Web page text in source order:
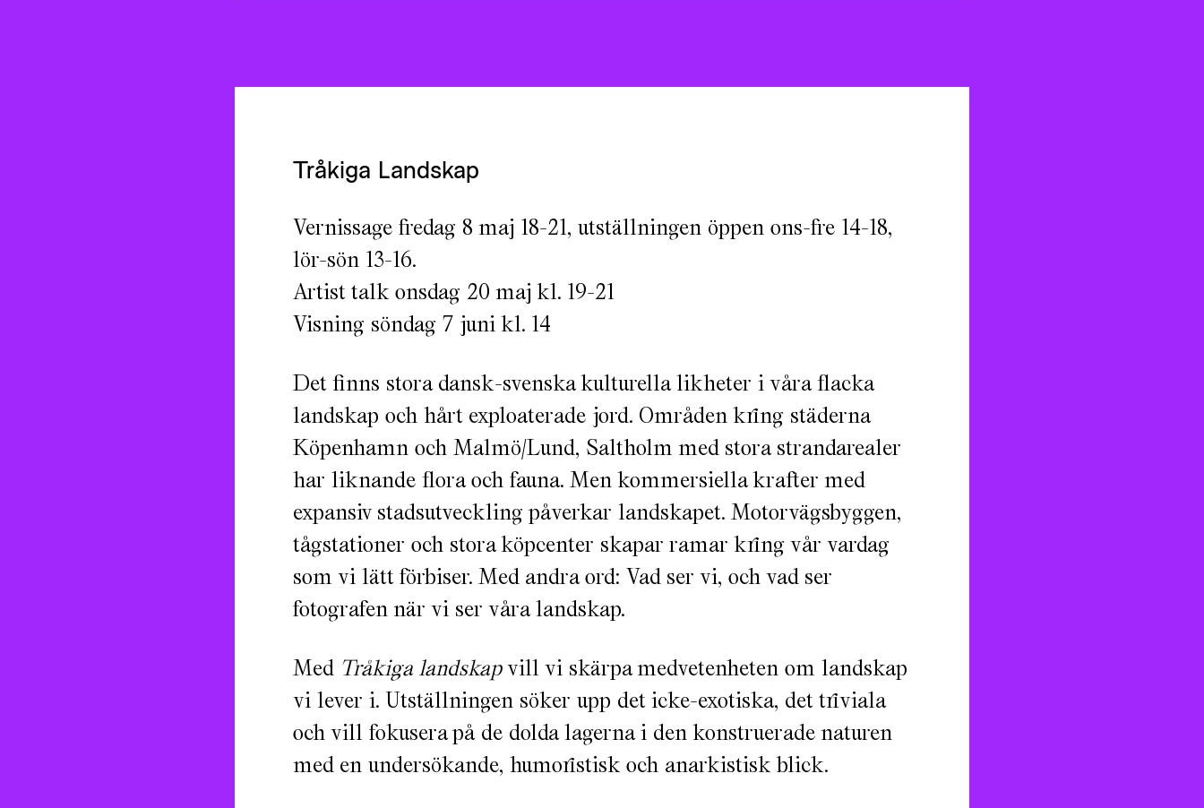
Tråkiga Landskap
Vernissage fredag 8 maj 18-21, utställningen öppen ons-fre 14-18,
lör-sön 13-16.
Artist talk onsdag 20 maj kl. 19-21
Visning söndag 7 juni kl. 14
Det finns stora dansk-svenska kulturella likheter i våra flacka
landskap och hårt exploaterade jord. Områden kring städerna
Köpenhamn och Malmö/Lund, Saltholm med stora strandarealer
har liknande flora och fauna. Men kommersiella krafter med
expansiv stadsutveckling påverkar landskapet. Motorvägsbyggen,
tågstationer och stora köpcenter skapar ramar kring vår vardag
som vi lätt förbiser. Med andra ord: Vad ser vi, och vad ser
fotografen när vi ser våra landskap.
Med Tråkiga landskapvill vi skärpa medvetenheten om landskap
vi lever i. Utställningen söker upp det icke-exotiska, det triviala
och vill fokusera på de dolda lagerna i den konstruerade naturen
med en undersökande, humoristisk och anarkistisk blick.